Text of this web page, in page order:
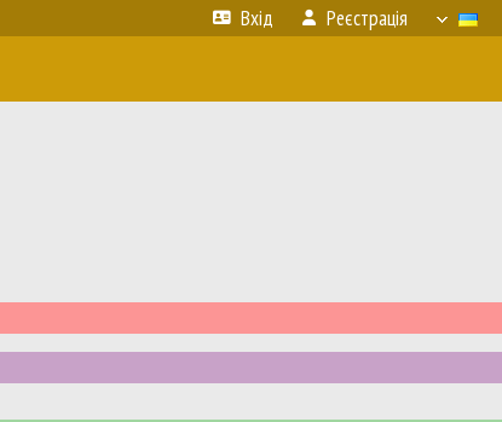
Вхід Реєстрація